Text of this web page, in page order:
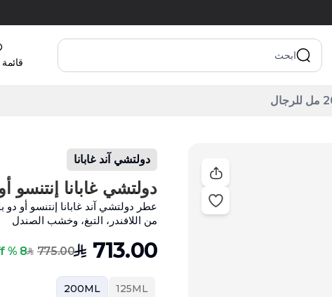
دولتشي آند غابانا
دولتشي غابانا إنتنسو أو دو
من اللافندر، التبغ، وخشب الصندل
SAR 713.00
SAR 775.00
8 % Off
125ML
200ML